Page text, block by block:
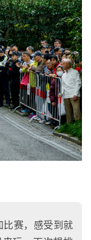
比赛，感受到就